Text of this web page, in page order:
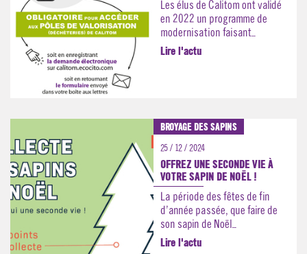
Les élus de Calitom ont validé
en 2022 un programme de
modernisation faisant...
Lire l'actu
BROYAGE DES SAPINS
25 / 12 / 2024
OFFREZ UNE SECONDE VIE À
VOTRE SAPIN DE NOËL !
La période des fêtes de fin
d’année passée, que faire de
son sapin de Noël...
Lire l'actu